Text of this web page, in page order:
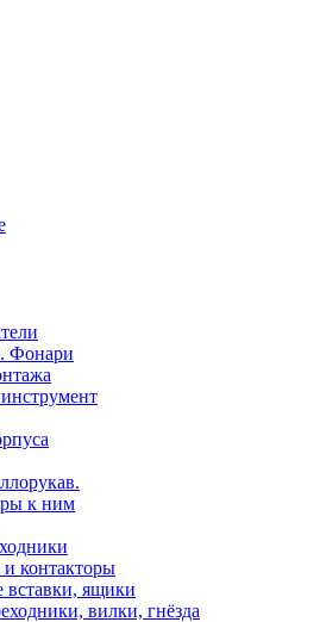
Фонари
к ним
и контакторы
вставки, ящики
вилки, гнёзда